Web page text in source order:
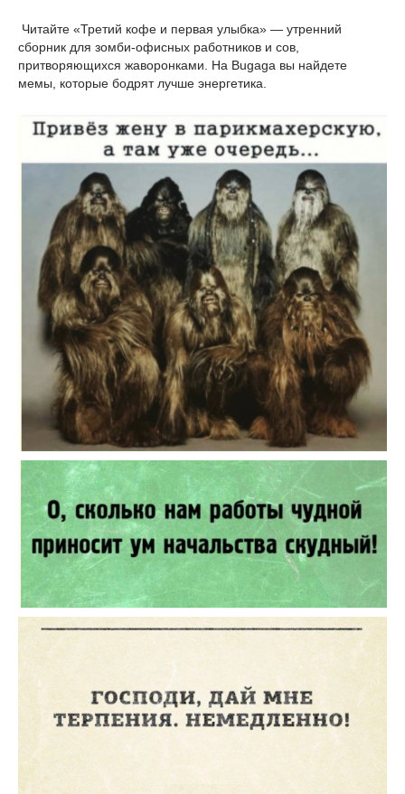
Читайте «Третий кофе и первая улыбка» — утренний
сборник для зомби-офисных работников и сов,
притворяющихся жаворонками. На Bugaga вы найдете
мемы, которые бодрят лучше энергетика.